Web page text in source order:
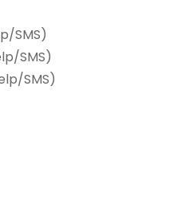
SMS)
SMS)
SMS)